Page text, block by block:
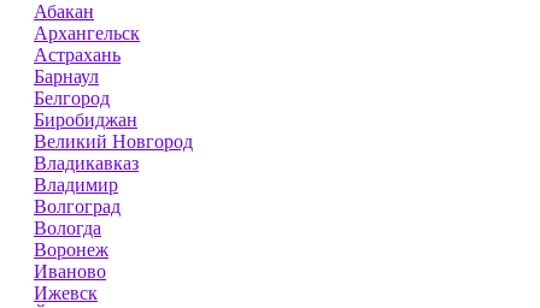
Абакан
Архангельск
Астрахань
Барнаул
Белгород
Биробиджан
Великий Новгород
Владикавказ
Владимир
Волгоград
Вологда
Воронеж
Иваново
Ижевск